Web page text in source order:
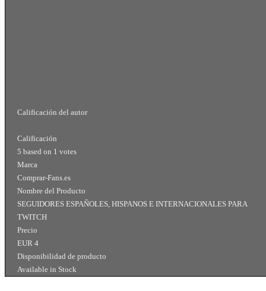
Calificación del autor
Calificación
5 based on 1 votes
Marca
Comprar-Fans.es
Nombre del Producto
SEGUIDORES ESPAÑOLES, HISPANOS E INTERNACIONALES PARA
TWITCH
Precio
EUR 4
Disponibilidad de producto
Available in Stock